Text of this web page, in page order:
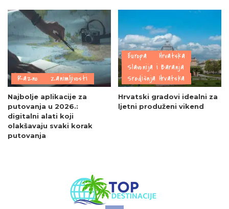
Razno Zanimljivosti
Najbolje aplikacije za
putovanja u 2026.:
digitalni alati koji
olakšavaju svaki korak
putovanja
Europa
Hrvatska
Slavonija i Baranja
Središnja Hrvatska
Hrvatski gradovi idealni za
ljetni produženi vikend